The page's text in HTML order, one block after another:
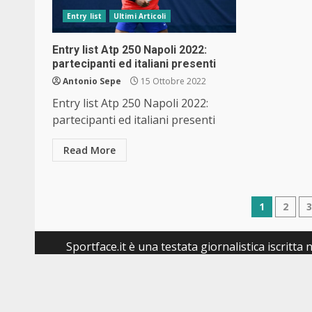
Entry list Ultimi Articoli
Entry list Atp 250 Napoli 2022:
partecipanti ed italiani presenti
Antonio Sepe 15 Ottobre 2022
Entry list Atp 250 Napoli 2022:
partecipanti ed italiani presenti
Read More
1 2 3
Sportface.it è una testata giornalistica iscritta